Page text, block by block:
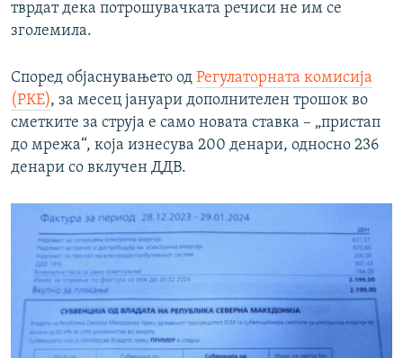
тврдат дека потрошувачката речиси не им се
зголемила.
Според објаснувањето од Регулаторната комисија
(РКЕ), за месец јануари дополнителен трошок во
сметките за струја е само новата ставка – „пристап
до мрежа“, која изнесува 200 денари, односно 236
денари со вклучен ДДВ.